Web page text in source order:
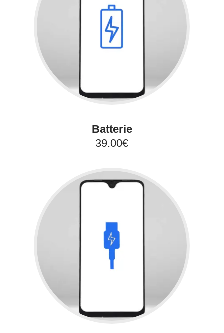
Batterie
39.00€